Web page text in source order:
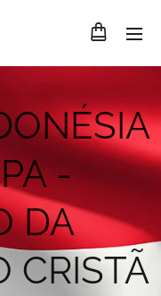
-
DA
CRISTÃ